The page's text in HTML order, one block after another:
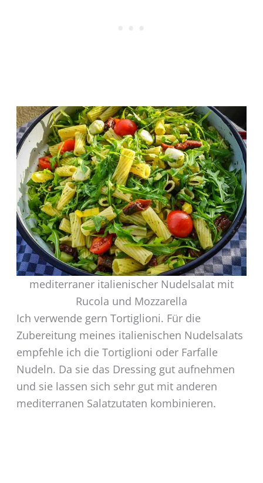
mediterraner italienischer Nudelsalat mit
Rucola und Mozzarella
Ich verwende gern Tortiglioni. Für die
Zubereitung meines italienischen Nudelsalats
empfehle ich die Tortiglioni oder Farfalle
Nudeln. Da sie das Dressing gut aufnehmen
und sie lassen sich sehr gut mit anderen
mediterranen Salatzutaten kombinieren.